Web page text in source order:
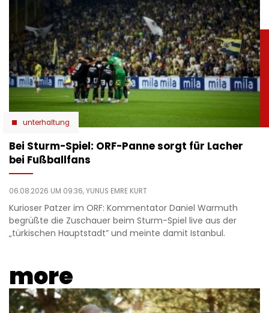
unterhaltung
Bei Sturm-Spiel: ORF-Panne sorgt für Lacher
bei Fußballfans
06.08.2026 UM 09:36,YUNUS EMRE KURT
Kurioser Patzer im ORF: Kommentator Daniel Warmuth
begrüßte die Zuschauer beim Sturm-Spiel live aus der
„türkischen Hauptstadt” und meinte damit Istanbul.
more